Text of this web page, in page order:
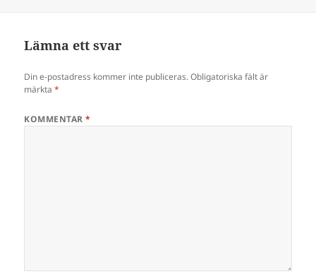
Lämna ett svar
Din e-postadress kommer inte publiceras. Obligatoriska fält är
märkta*
KOMMENTAR*